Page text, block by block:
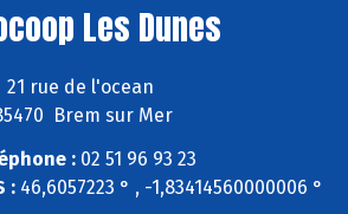
Les Dunes
21 rue de l'ocean
Brem sur Mer
:02 51 96 93 23
: 46,6057223 ° , -1,83414560000006 °